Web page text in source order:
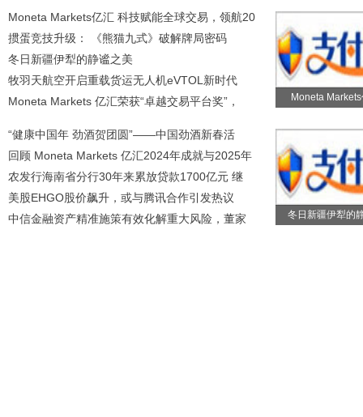
Moneta Markets亿汇 科技赋能全球交易，领航20
掼蛋竞技升级： 《熊猫九式》破解牌局密码
冬日新疆伊犁的静谧之美
牧羽天航空开启重载货运无人机eVTOL新时代
Moneta Markets 亿汇荣获“卓越交易平台奖”，
“健康中国年 劲酒贺团圆”——中国劲酒新春活
回顾 Moneta Markets 亿汇2024年成就与2025年
农发行海南省分行30年来累放贷款1700亿元 继
美股EHGO股价飙升，或与腾讯合作引发热议
中信金融资产精准施策有效化解重大风险，董家
Moneta
冬日新疆伊犁的